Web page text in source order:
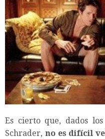
Es cierto que, dados
Schrader, no es difícil